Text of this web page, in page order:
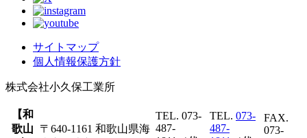
サイトマップ
個人情報保護方針
株式会社小久保工業所
【和
歌山
〒640-1161 和歌山県海
TEL. 073-
487-
TEL. 073-
487-
FAX.
073-